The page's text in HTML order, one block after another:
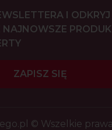
I ODKRYJ
NAJNOWSZE
ZAPISZ SIĘ
© Wszelkie prawa